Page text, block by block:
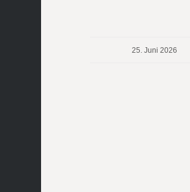
25. Juni 2026